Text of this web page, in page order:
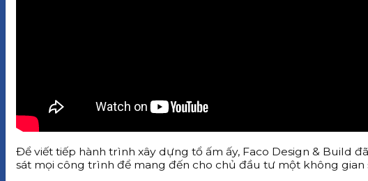
Để viết tiếp hành trình xây dựng tổ ấm ấy, Faco Design & Build
sát mọi công trình để mang đến cho chủ đầu tư một không gian